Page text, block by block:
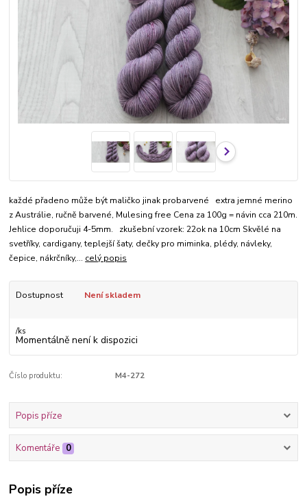
každé přadeno může být maličko jinak probarvené extra jemné merino
z Austrálie, ručně barvené, Mulesing free Cena za 100g = návin cca 210m.
Jehlice doporučuji 4-5mm. zkušební vzorek: 22ok na 10cm Skvělé na
svetříky, cardigany, teplejší šaty, dečky pro miminka, plédy, návleky,
čepice, nákrčníky,... celý popis
Dostupnost Není skladem
/ks
Momentálně není k dispozici
Číslo produktu: M4-272
Popis příze
Komentáře 0
Popis příze